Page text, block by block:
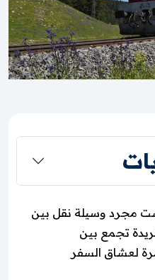
مجرد وسيلة نقل بين
تجمع بين
لعشاق السفر